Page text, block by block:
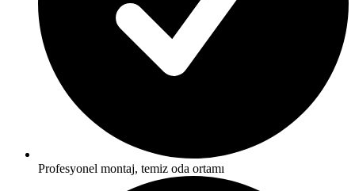
Profesyonel montaj, temiz oda ortamı